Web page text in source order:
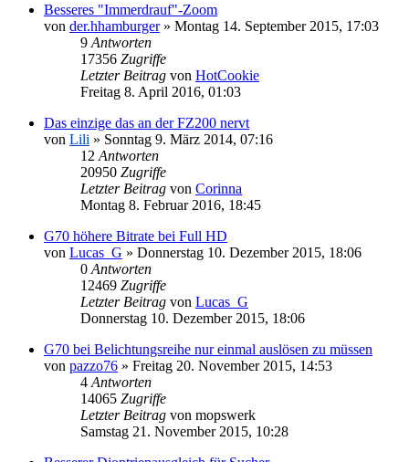
Besseres "Immerdrauf"-Zoom
von der.hhamburger» Montag 14. September 2015, 17:03
9 Antworten
17356 Zugriffe
Letzter Beitrag von HotCookie
Freitag 8. April 2016, 01:03
Das einzige das an der FZ200 nervt
von Lili » Sonntag 9. März 2014, 07:16
12 Antworten
20950 Zugriffe
Letzter Beitrag von Corinna
Montag 8. Februar 2016, 18:45
G70 höhere Bitrate bei Full HD
von Lucas_G » Donnerstag 10. Dezember 2015, 18:06
0 Antworten
12469 Zugriffe
Letzter Beitrag von Lucas_G
Donnerstag 10. Dezember 2015, 18:06
G70 bei Belichtungsreihe nur einmal auslösen zu müssen
von pazzo76 » Freitag 20. November 2015, 14:53
4 Antworten
14065 Zugriffe
Letzter Beitrag von mopswerk
Samstag 21. November 2015, 10:28